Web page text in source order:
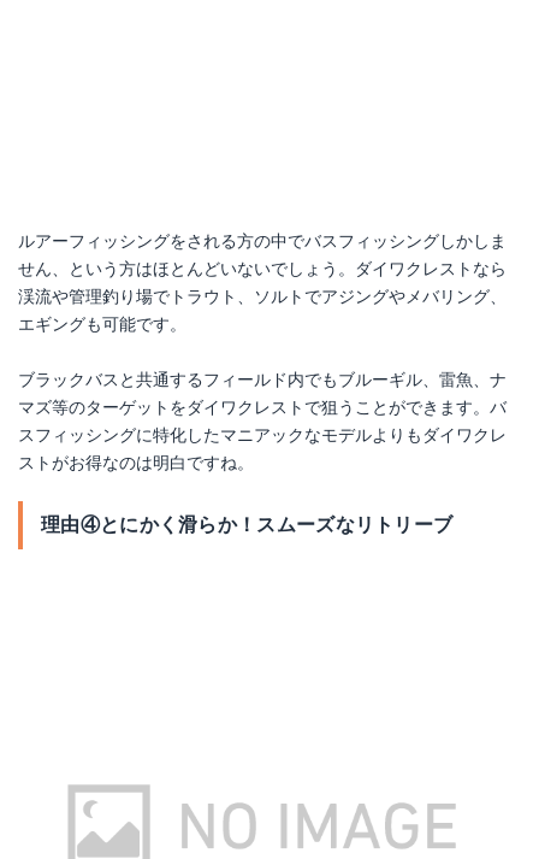
ルアーフィッシングをされる方の中でバスフィッシングしかしま
せん、という方はほとんどいないでしょう。ダイワクレストなら
渓流や管理釣り場でトラウト、ソルトでアジングやメバリング、
エギングも可能です。
ブラックバスと共通するフィールド内でもブルーギル、雷魚、ナ
マズ等のターゲットをダイワクレストで狙うことができます。バ
スフィッシングに特化したマニアックなモデルよりもダイワクレ
ストがお得なのは明白ですね。
理由④とにかく滑らか！スムーズなリトリーブ